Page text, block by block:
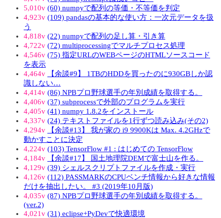
5,010v (60) numpyで配列の等価・不等価を判定
4,923v (109) pandasの基本的な使い方：一次元データを扱
う
4,818v (22) numpyで配列の足し算・引き算
4,722v (72) multiprocessingでマルチプロセス処理
4,546v (75) 指定URLのWEBページのHTMLソースコード
を表示
4,464v
【余談#9】 1TBのHDDを買ったのに930GBしか認
識しない…
4,414v (86) NPBプロ野球選手の年別成績を取得する。
4,406v (37) subprocessで外部のプログラムを実行
4,405v (41) numpy 1.8.2をインストール
4,337v (24) テキストファイルを1行ずつ読み込み(その2)
4,294v
【余談#13】 我が家の i9 9900Kは Max. 4.2GHzで
動かすことに決定
4,224v (103) TensorFlow #1 : はじめての TensorFlow
4,184v
【余談#17】 国土地理院DEMで富士山を作る。
4,129v (39) シェルスクリプトファイルを作成・実行
4,126v (112) PASSMARKのCPUベンチ情報から好きな情報
だけを抽出したい。 #3 (2019年10月版)
4,035v (87) NPBプロ野球選手の年別成績を取得する。
(ver.2)
4,021v (31) eclipse+PyDevで快適環境